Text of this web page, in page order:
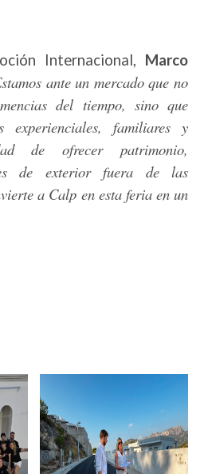
Internacional, Marco
ante un mercado que no
del tiempo, sino que
familiares y
de ofrecer patrimonio,
de exterior fuera de las
a Calp en esta feria en un